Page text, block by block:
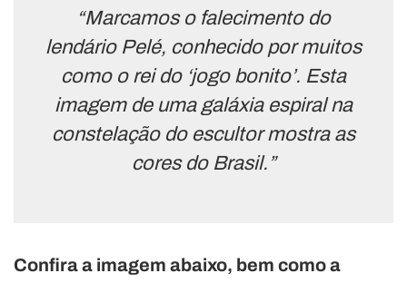
“Marcamos o falecimento do
lendário Pelé, conhecido por muitos
como o rei do ‘jogo bonito’. Esta
imagem de uma galáxia espiral na
constelação do escultor mostra as
cores do Brasil.”
Confira a imagem abaixo, bem como a